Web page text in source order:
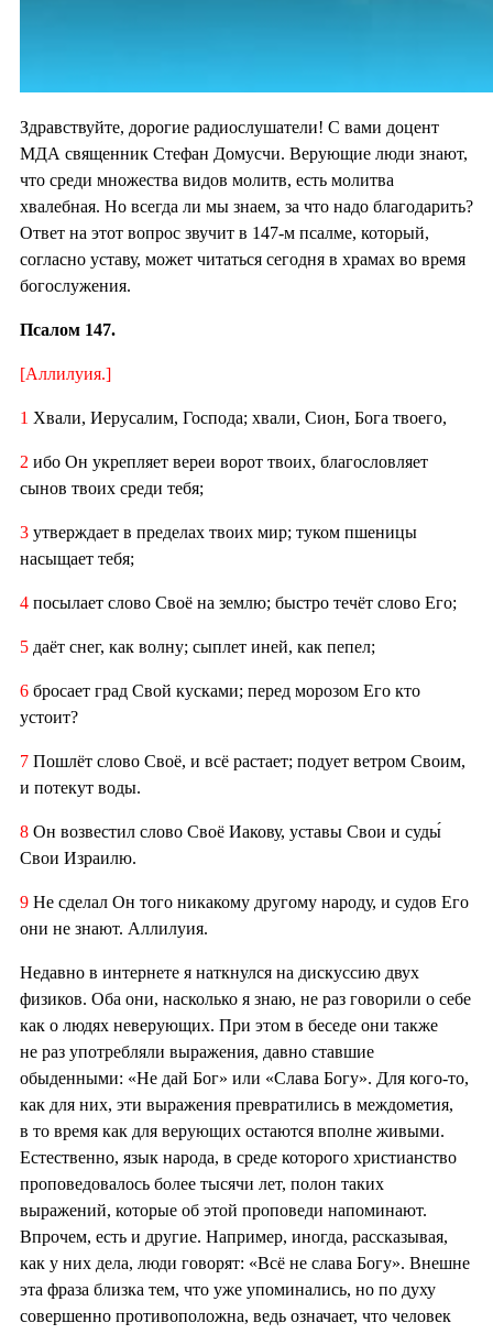
Здравствуйте, дорогие радиослушатели! С вами доцент
МДА священник Стефан Домусчи. Верующие люди знают,
что среди множества видов молитв, есть молитва
хвалебная. Но всегда ли мы знаем, за что надо благодарить?
Ответ на этот вопрос звучит в 147-м псалме, который,
согласно уставу, может читаться сегодня в храмах во время
богослужения.
Псалом 147.
[Аллилуия.]
1 Хвали, Иерусалим, Господа; хвали, Сион, Бога твоего,
2 ибо Он укрепляет вереи ворот твоих, благословляет
сынов твоих среди тебя;
3 утверждает в пределах твоих мир; туком пшеницы
насыщает тебя;
4 посылает слово Своё на землю; быстро течёт слово Его;
5 даёт снег, как волну; сыплет иней, как пепел;
6 бросает град Свой кусками; перед морозом Его кто
устоит?
7 Пошлёт слово Своё, и всё растает; подует ветром Своим,
и потекут воды.
8 Он возвестил слово Своё Иакову, уставы Свои и суды́
Свои Израилю.
9 Не сделал Он того никакому другому народу, и судов Его
они не знают. Аллилуия.
Недавно в интернете я наткнулся на дискуссию двух
физиков. Оба они, насколько я знаю, не раз говорили о себе
как о людях неверующих. При этом в беседе они также
не раз употребляли выражения, давно ставшие
обыденными: «Не дай Бог» или «Слава Богу». Для кого-то,
как для них, эти выражения превратились в междометия,
в то время как для верующих остаются вполне живыми.
Естественно, язык народа, в среде которого христианство
проповедовалось более тысячи лет, полон таких
выражений, которые об этой проповеди напоминают.
Впрочем, есть и другие. Например, иногда, рассказывая,
как у них дела, люди говорят: «Всё не слава Богу». Внешне
эта фраза близка тем, что уже упоминались, но по духу
совершенно противоположна, ведь означает, что человек